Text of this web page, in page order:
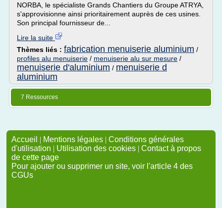
NORBA, le spécialiste Grands Chantiers du Groupe ATRYA,
s'approvisionne ainsi prioritairement auprès de ces usines.
Son principal fournisseur de...
Lire la suite
Thèmes liés : fabrication menuiserie aluminium /
profiles alu menuiserie / menuiserie alu sur mesure /
menuiserie d'aluminium / menuiserie d
aluminium
7 Ressources
Accueil | Mentions légales | Conditions générales
d'utilisation | Utilisation des cookies | Contact à propos
de cette page
Pour ajouter ou supprimer un site, voir l'article 4 des
CGUs